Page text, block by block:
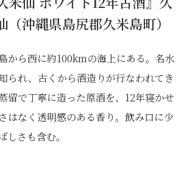
（沖縄県島尻郡久米島町）
から西に約100kmの海上にある。名水
られ、古くから酒造りが行なわれてき
留で丁寧に造った原酒を、12年寝かせ
はなく透明感のある香り。飲み口に少
しさも含む。